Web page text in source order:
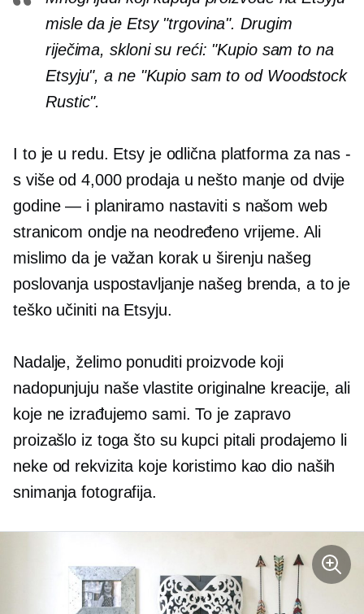
misle da je Etsy "trgovina". Drugim
riječima, skloni su reći: "Kupio sam to na
Etsyju", a ne "Kupio sam to od Woodstock
Rustic".
I to je u redu. Etsy je odlična platforma za nas-
s više od 4,000 prodaja u nešto manje od dvije
godine — i planiramo nastaviti s našom web
stranicom ondje na neodređeno vrijeme. Ali
mislimo da je važan korak u širenju našeg
poslovanja uspostavljanje našeg brenda, a to je
teško učiniti na Etsyju.
Nadalje, želimo ponuditi proizvode koji
nadopunjuju naše vlastite originalne kreacije, ali
koje ne izrađujemo sami. To je zapravo
proizašlo iz toga što su kupci pitali prodajemo li
neke od rekvizita koje koristimo kao dio naših
snimanja fotografija.